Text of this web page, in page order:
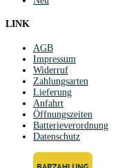
LINK
AGB
Impressum
Widerruf
Zahlungsarten
Lieferung
Anfahrt
Öffnungszeiten
Batterieverordnung
Datenschutz